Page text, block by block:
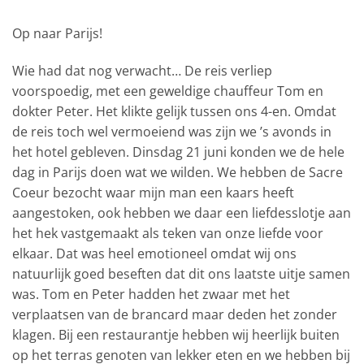
Op naar Parijs!
Wie had dat nog verwacht… De reis verliep
voorspoedig, met een geweldige chauffeur Tom en
dokter Peter. Het klikte gelijk tussen ons 4-en. Omdat
de reis toch wel vermoeiend was zijn we ’s avonds in
het hotel gebleven. Dinsdag 21 juni konden we de hele
dag in Parijs doen wat we wilden. We hebben de Sacre
Coeur bezocht waar mijn man een kaars heeft
aangestoken, ook hebben we daar een liefdesslotje aan
het hek vastgemaakt als teken van onze liefde voor
elkaar. Dat was heel emotioneel omdat wij ons
natuurlijk goed beseften dat dit ons laatste uitje samen
was. Tom en Peter hadden het zwaar met het
verplaatsen van de brancard maar deden het zonder
klagen. Bij een restaurantje hebben wij heerlijk buiten
op het terras genoten van lekker eten en we hebben bij